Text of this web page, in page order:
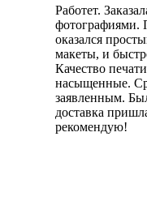
Работет.
фотографиями.
оказался
макеты, и
Качество
насыщенные.
заявленным.
доставка
рекомендую!